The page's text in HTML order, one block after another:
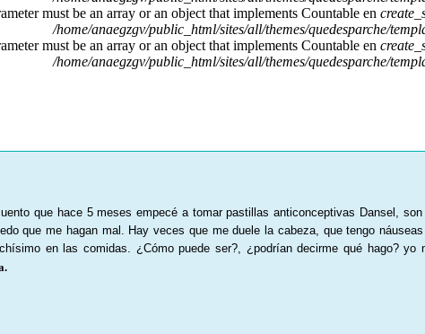
must be an array or an object that implements Countable en
/home/anaegzgv/public_html/sites/all/themes/quedesparche/
must be an array or an object that implements Countable en
/home/anaegzgv/public_html/sites/all/themes/quedesparche/
que hace 5 meses empecé a tomar pastillas anticonceptivas Dansel,
que me hagan mal. Hay veces que me duele la cabeza, que tengo
en las comidas. ¿Cómo puede ser?, ¿podrían decirme qué hago?